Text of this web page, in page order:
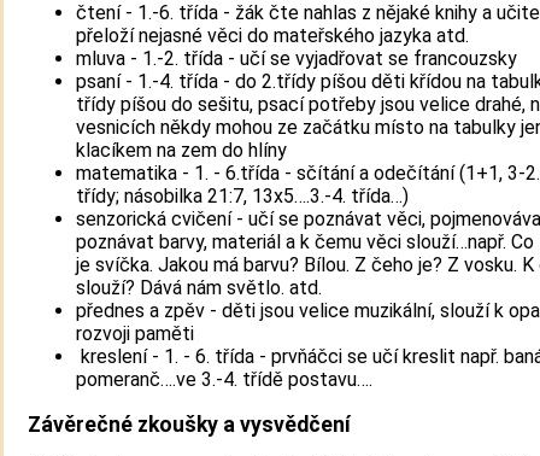
čtení - 1.-6. třída - žák čte nahlas z nějaké knihy a
přeloží nejasné věci do mateřského jazyka atd.
mluva - 1.-2. třída - učí se vyjadřovat se francouzsky
psaní - 1.-4. třída - do 2.třídy píšou děti křídou na
třídy píšou do sešitu, psací potřeby jsou velice drahé,
vesnicích někdy mohou ze začátku místo na tabulky
klacíkem na zem do hlíny
matematika - 1. - 6.třída - sčítání a odečítání (1+1, 3-
třídy; násobilka 21:7, 13x5….3.-4. třída…)
senzorická cvičení - učí se poznávat věci,
poznávat barvy, materiál a k čemu věci slouží…např.
je svíčka. Jakou má barvu? Bílou. Z čeho je? Z vosku. K
slouží? Dává nám světlo. atd.
přednes a zpěv - děti jsou velice muzikální, slouží k
rozvoji paměti
kreslení - 1. - 6. třída - prvňáčci se učí kreslit např.
pomeranč….ve 3.-4. třídě postavu….
Závěrečné zkoušky a vysvědčení